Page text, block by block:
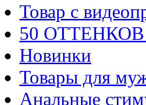
Товар с
50
Новинки
Товары для
Анальные